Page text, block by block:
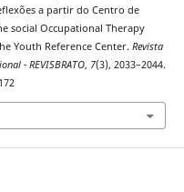
a partir do Centro de
social Occupational Therapy
Youth Reference Center. Revista
- REVISBRATO, 7(3), 2033–2044.